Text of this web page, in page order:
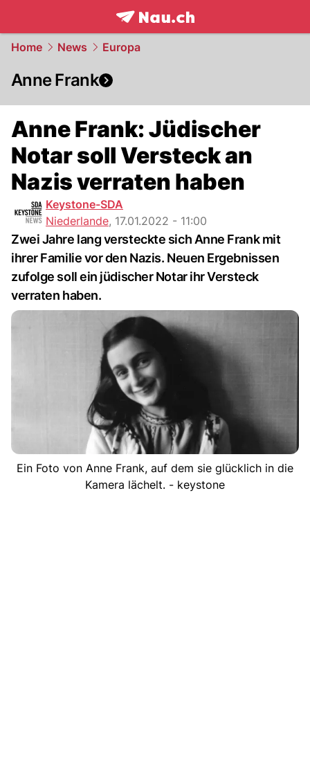
frontpage.NAU.ch
Home News Europa
Anne Frank
Anne Frank: Jüdischer
Notar soll Versteck an
Nazis verraten haben
Keystone-SDA
Niederlande, 17.01.2022 - 11:00
Zwei Jahre lang versteckte sich Anne Frank mit
ihrer Familie vor den Nazis. Neuen Ergebnissen
zufolge soll ein jüdischer Notar ihr Versteck
verraten haben.
Ein Foto von Anne Frank, auf dem sie glücklich in die
Kamera lächelt. - keystone